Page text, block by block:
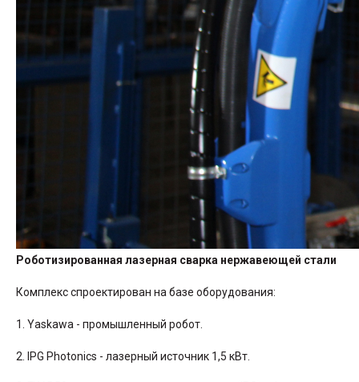
Роботизированная лазерная сварка нержавеющей стали
Комплекс спроектирован на базе оборудования:
1. Yaskawa - промышленный робот.
2. IPG Photonics - лазерный источник 1,5 кВт.